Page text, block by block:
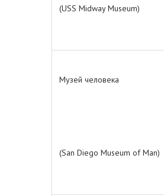
(USS Midway Museum)
Музей человека
(San Diego Museum of Man)